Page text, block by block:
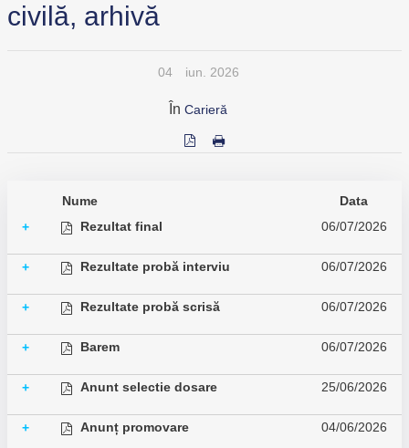
civilă, arhivă
04 iun. 2026
În Carieră
Nume
Data
+
Rezultat final 06/07/2026
+ Rezultate probă interviu 06/07/2026
+ Rezultate probă scrisă 06/07/2026
+ Barem 06/07/2026
+ Anunt selectie dosare 25/06/2026
+ Anunț promovare 04/06/2026